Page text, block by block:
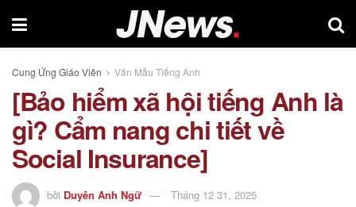
Cung Ứng Giáo Viên Văn Mẫu Tiếng Anh
[Bảo hiểm xã hội tiếng Anh là
gì? Cẩm nang chi tiết về
Social Insurance]
bởi Duyên Anh Ngữ Tháng 12 31, 2025